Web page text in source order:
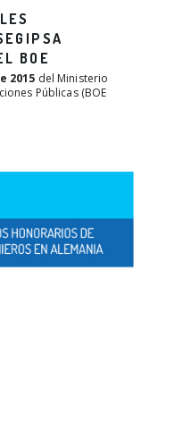
BOE
2015 del Ministerio
Públicas (BOE